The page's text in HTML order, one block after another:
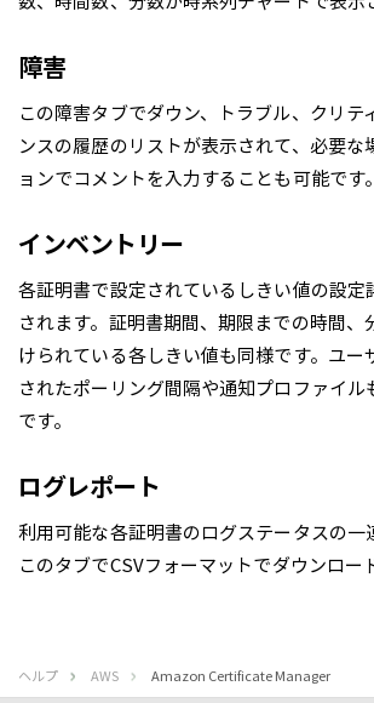
障害
この障害タブでダウン、トラブル、クリテ
ンスの履歴のリストが表示されて、必要な
ョンでコメントを入力することも可能です。
インベントリー
各証明書で設定されているしきい値の設定
されます。証明書期間、期限までの時間、
けられている各しきい値も同様です。ユー
されたポーリング間隔や通知プロファイル
です。
ログレポート
利用可能な各証明書のログステータスの一
このタブでCSVフォーマットでダウンロー
ヘルプ AWS Amazon Certificate Manager